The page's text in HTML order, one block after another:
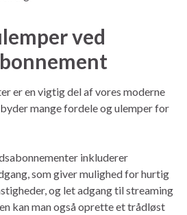
ved
er en vigtig del af vores moderne
mange fordele og ulemper for
inkluderer
som giver mulighed for hurtig
og let adgang til streaming
kan man også oprette et trådløst